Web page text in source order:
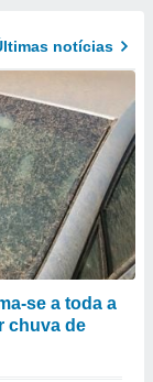
notícias
se a toda a
chuva de